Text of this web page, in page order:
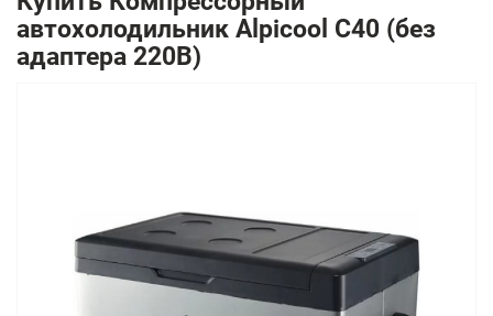
info@gpsnavi.by
автохолодильник Alpicool C40 (без
адаптера 220В)